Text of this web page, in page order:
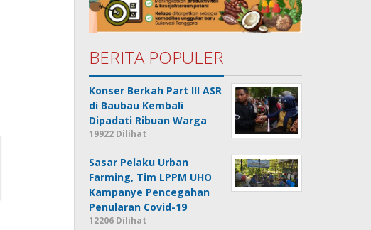
BERITA POPULER
Konser Berkah Part III ASR
di Baubau Kembali
Dipadati Ribuan Warga
19922 Dilihat
Sasar Pelaku Urban
Farming, Tim LPPM UHO
Kampanye Pencegahan
Penularan Covid-19
12206 Dilihat